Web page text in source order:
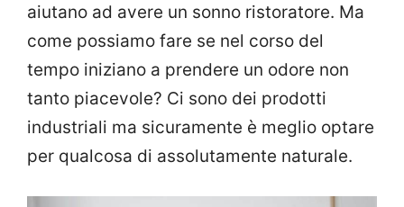
aiutano ad avere un sonno ristoratore. Ma
come possiamo fare se nel corso del
tempo iniziano a prendere un odore non
tanto piacevole? Ci sono dei prodotti
industriali ma sicuramente è meglio optare
per qualcosa di assolutamente naturale.